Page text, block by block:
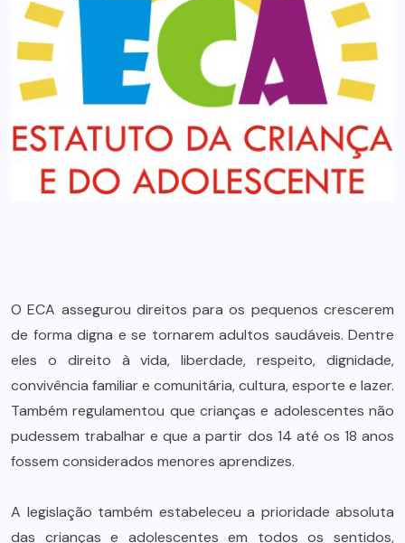
O ECA assegurou direitos para os pequenos crescerem
de forma digna e se tornarem adultos saudáveis. Dentre
eles o direito à vida, liberdade, respeito, dignidade,
convivência familiar e comunitária, cultura, esporte e lazer.
Também regulamentou que crianças e adolescentes não
pudessem trabalhar e que a partir dos 14 até os 18 anos
fossem considerados menores aprendizes.
A legislação também estabeleceu a prioridade absoluta
das crianças e adolescentes em todos os sentidos,